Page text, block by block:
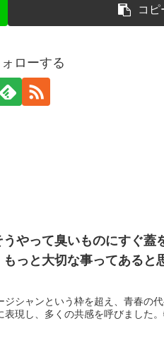
コピ
ローする
やって臭いものにすぐ
っと大切な事ってある
シャンという枠を超え、青春の
現し、多くの共感を呼びました。